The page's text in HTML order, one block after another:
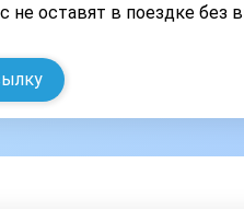
не оставят в поездке без